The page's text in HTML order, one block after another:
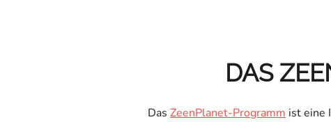
DAS
Das ZeenPlanet-Programm ist eine